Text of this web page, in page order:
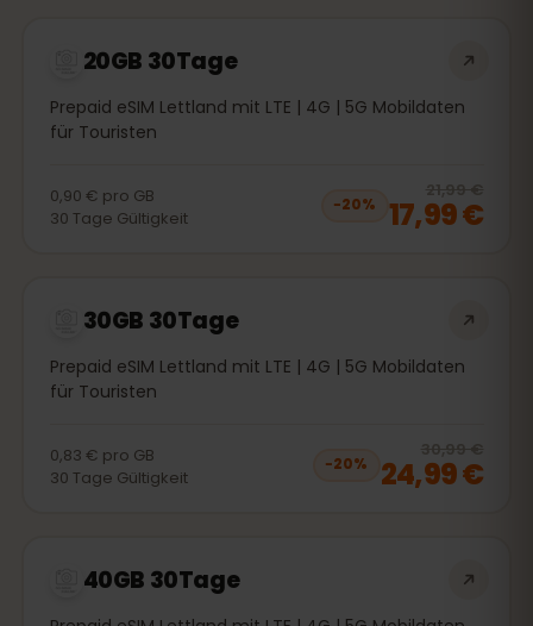
20GB 30Tage
Prepaid eSIM Lettland mit LTE | 4G | 5G Mobildaten
für Touristen
0,90 € pro GB
30 Tage Gültigkeit
−20%
21,99 €
17,99 €
30GB 30Tage
Prepaid eSIM Lettland mit LTE | 4G | 5G Mobildaten
für Touristen
0,83 € pro GB
30 Tage Gültigkeit
−20%
30,99 €
24,99 €
40GB 30Tage